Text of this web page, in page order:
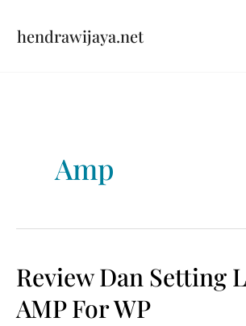
hendrawijaya.net
Amp
Review Dan Setting
AMP For WP